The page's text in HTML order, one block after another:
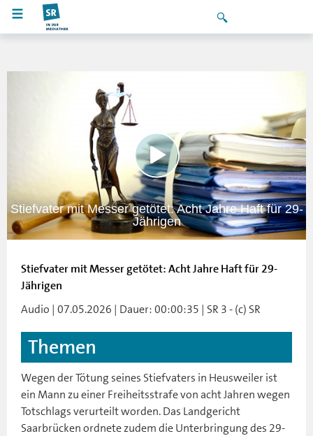
Stiefvater mit Messer getötet: Acht Jahre Haft für 29-
Jährigen
Stiefvater mit Messer getötet: Acht Jahre Haft für 29-
Jährigen
Audio | 07.05.2026 | Dauer: 00:00:35 | SR 3 - (c) SR
Themen
Wegen der Tötung seines Stiefvaters in Heusweiler ist
ein Mann zu einer Freiheitsstrafe von acht Jahren wegen
Totschlags verurteilt worden. Das Landgericht
Saarbrücken ordnete zudem die Unterbringung des 29-